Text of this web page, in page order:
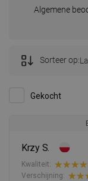
Algemene
Gekocht
Sorteer op:
Krzy S.
Kwaliteit:
Verschijning: